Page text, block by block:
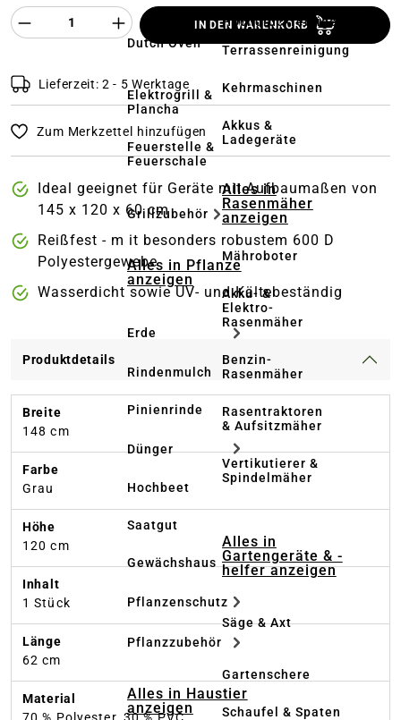
Dutch Oven
Elektrogrill &
Plancha
Feuerstelle &
Feuerschale
Grillzubehör
Alles in Pflanze
anzeigen
Erde
Rindenmulch
Pinienrinde
Dünger
Hochbeet
Saatgut
Gewächshaus
Pflanzenschutz
Pflanzzubehör
Alles in Haustier
anzeigen
Hochdruckreiniger
Terrassenreinigung
Kehrmaschinen
Akkus &
Ladegeräte
Alles in
Rasenmäher
anzeigen
Mähroboter
Akku- &
Elektro-
Rasenmäher
Benzin-
Rasenmäher
Rasentraktoren
& Aufsitzmäher
Vertikutierer &
Spindelmäher
Alles in
Gartengeräte & -
helfer anzeigen
Säge & Axt
Gartenschere
Schaufel & Spaten
Produkt Anzahl des Produktes
IN DEN WARENKORB
Lieferzeit: 2 - 5 Werktage
Zum Merkzettel hinzufügen
Ideal geeignet für Geräte mit Aufbaumaßen von
145 x 120 x 60 cm
Reißfest - m it besonders robustem 600 D
Polyestergewebe
Wasserdicht sowie UV- und Kältebeständig
Produktdetails
Breite
148 cm
Farbe
Grau
Höhe
120 cm
Inhalt
1 Stück
Länge
62 cm
Material